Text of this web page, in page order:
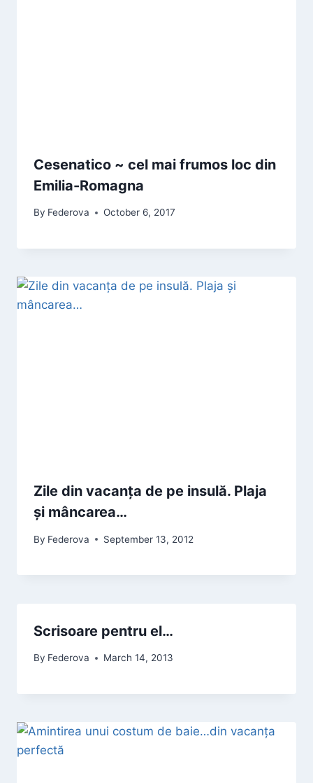
Cesenatico ~ cel mai frumos loc din
Emilia-Romagna
By Federova October 6, 2017
Zile din vacanța de pe insulă. Plaja
și mâncarea…
By Federova September 13, 2012
Scrisoare pentru el…
By Federova March 14, 2013